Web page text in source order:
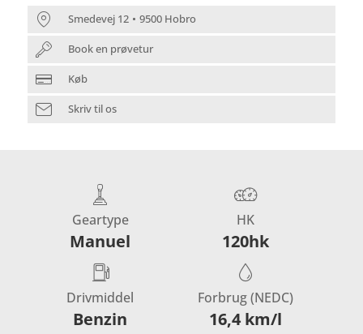
Smedevej 12 9500 Hobro
Book en prøvetur
Køb
Skriv til os
Geartype
Manuel
HK
120hk
Drivmiddel
Benzin
Forbrug (NEDC)
16,4 km/l